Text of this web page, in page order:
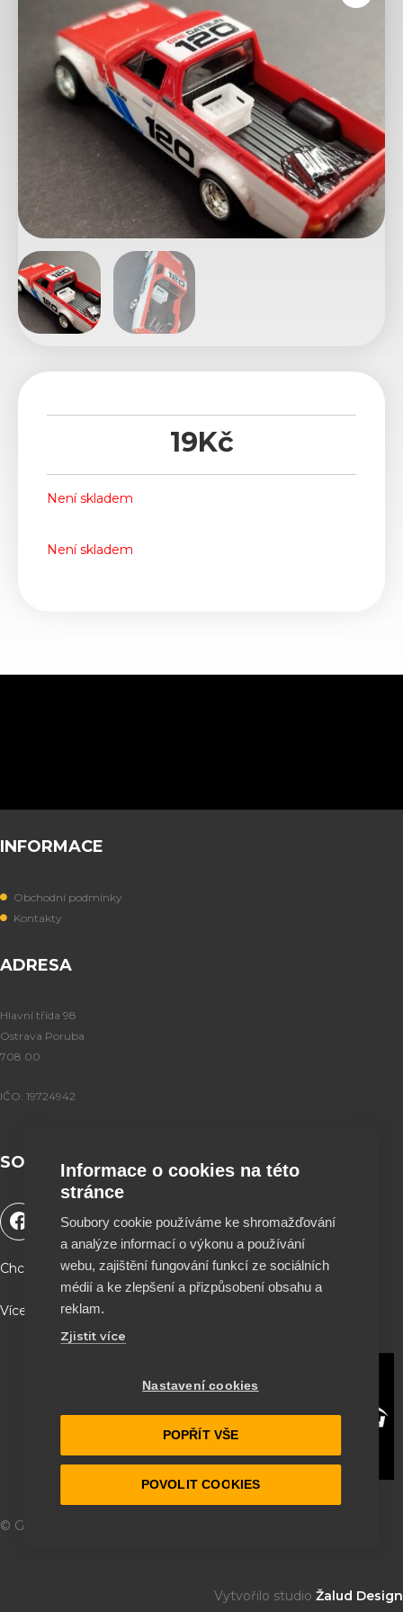
19Kč
Není skladem
Není skladem
INFORMACE
Obchodní podmínky
Kontakty
ADRESA
Hlavní třída 98
Ostrava Poruba
708 00
IČO: 19724942
SOCIÁLNÍ SÍTĚ
F
a
e
o
o
u
t
u
b
i
k
t
o
n
s
t
a
Chceš podpořit naší tvorbu a být součástí projektu ?
Více info a QR kód najdeš na stránce O nás ♥
© Garage 164
Vytvořilo studio Žalud Design
Informace o cookies na této
stránce
Soubory cookie používáme ke shromažďování
a analýze informací o výkonu a používání
webu, zajištění fungování funkcí ze sociálních
médií a ke zlepšení a přizpůsobení obsahu a
reklam.
Zjistit více
Nastavení cookies
POPŘÍT VŠE
POVOLIT COOKIES